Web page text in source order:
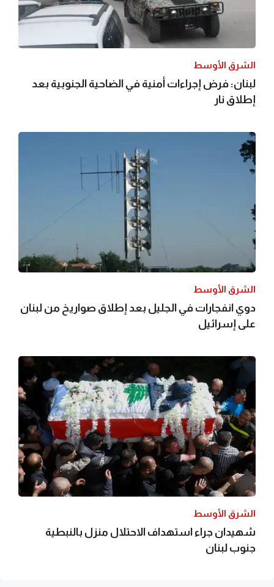
الشرق الأوسط
لبنان: فرض إجراءات أمنية في الضاحية الجنوبية بعد
إطلاق نار
الشرق الأوسط
دوي انفجارات في الجليل بعد إطلاق صواريخ من لبنان
على إسرائيل
الشرق الأوسط
شهيدان جراء استهداف الاحتلال منزل بالنبطية
جنوب لبنان